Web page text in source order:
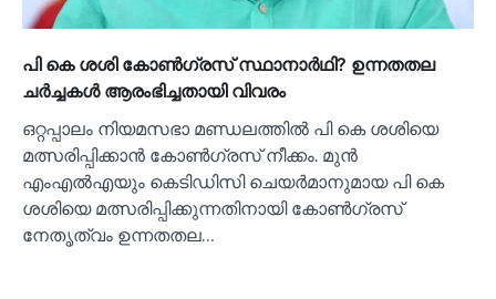
പി കെ ശശി കോണ്‍ഗ്രസ് സ്ഥാനാര്‍ഥി? ഉന്നതതല
ചര്‍ച്ചകള്‍ ആരംഭിച്ചതായി വിവരം
ഒറ്റപ്പാലം നിയമസഭാ മണ്ഡലത്തില്‍ പി കെ ശശിയെ
മത്സരിപ്പിക്കാന്‍ കോണ്‍ഗ്രസ് നീക്കം. മുന്‍
എംഎല്‍എയും കെടിഡിസി ചെയര്‍മാനുമായ പി കെ
ശശിയെ മത്സരിപ്പിക്കുന്നതിനായി കോണ്‍ഗ്രസ്
നേതൃത്വം ഉന്നതതല…